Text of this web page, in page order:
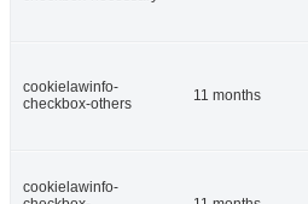
cookielawinfo-
checkbox-others
11 months
cookielawinfo-